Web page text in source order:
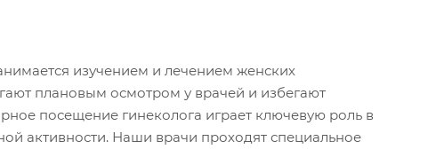
изучением и лечением женских
плановым осмотром у врачей и избегают
посещение гинеколога играет ключевую роль в
активности. Наши врачи проходят специальное